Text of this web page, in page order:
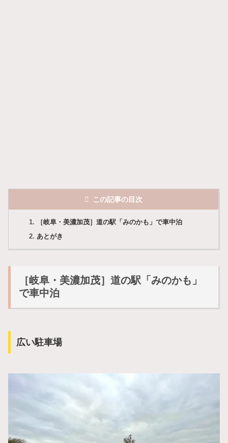
この記事の目次
［岐阜・美濃加茂］道の駅「みのかも」で車中泊
あとがき
［岐阜・美濃加茂］道の駅「みのかも」
で車中泊
広い駐車場